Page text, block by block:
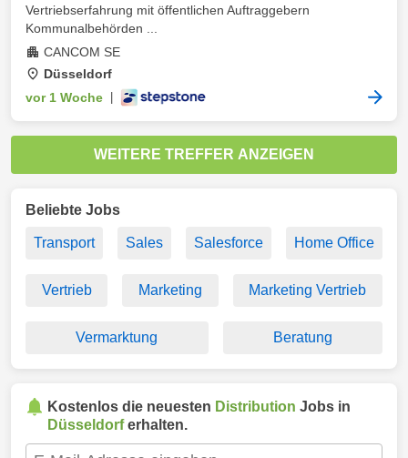
Vertriebserfahrung mit öffentlichen Auftraggebern
Kommunalbehörden ...
CANCOM SE
Düsseldorf
vor 1 Woche
WEITERE TREFFER ANZEIGEN
Beliebte Jobs
Transport Sales Salesforce Home Office
Vertrieb Marketing Marketing Vertrieb
Vermarktung Beratung
Kostenlos die neuesten Distribution Jobs in
Düsseldorferhalten.